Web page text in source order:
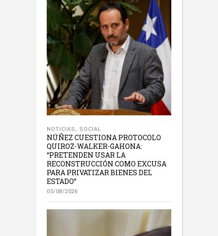
NOTICIAS , SOCIAL
NÚÑEZ CUESTIONA PROTOCOLO
QUIROZ-WALKER-GAHONA:
“PRETENDEN USAR LA
RECONSTRUCCIÓN COMO EXCUSA
PARA PRIVATIZAR BIENES DEL
ESTADO”
05/08/2026